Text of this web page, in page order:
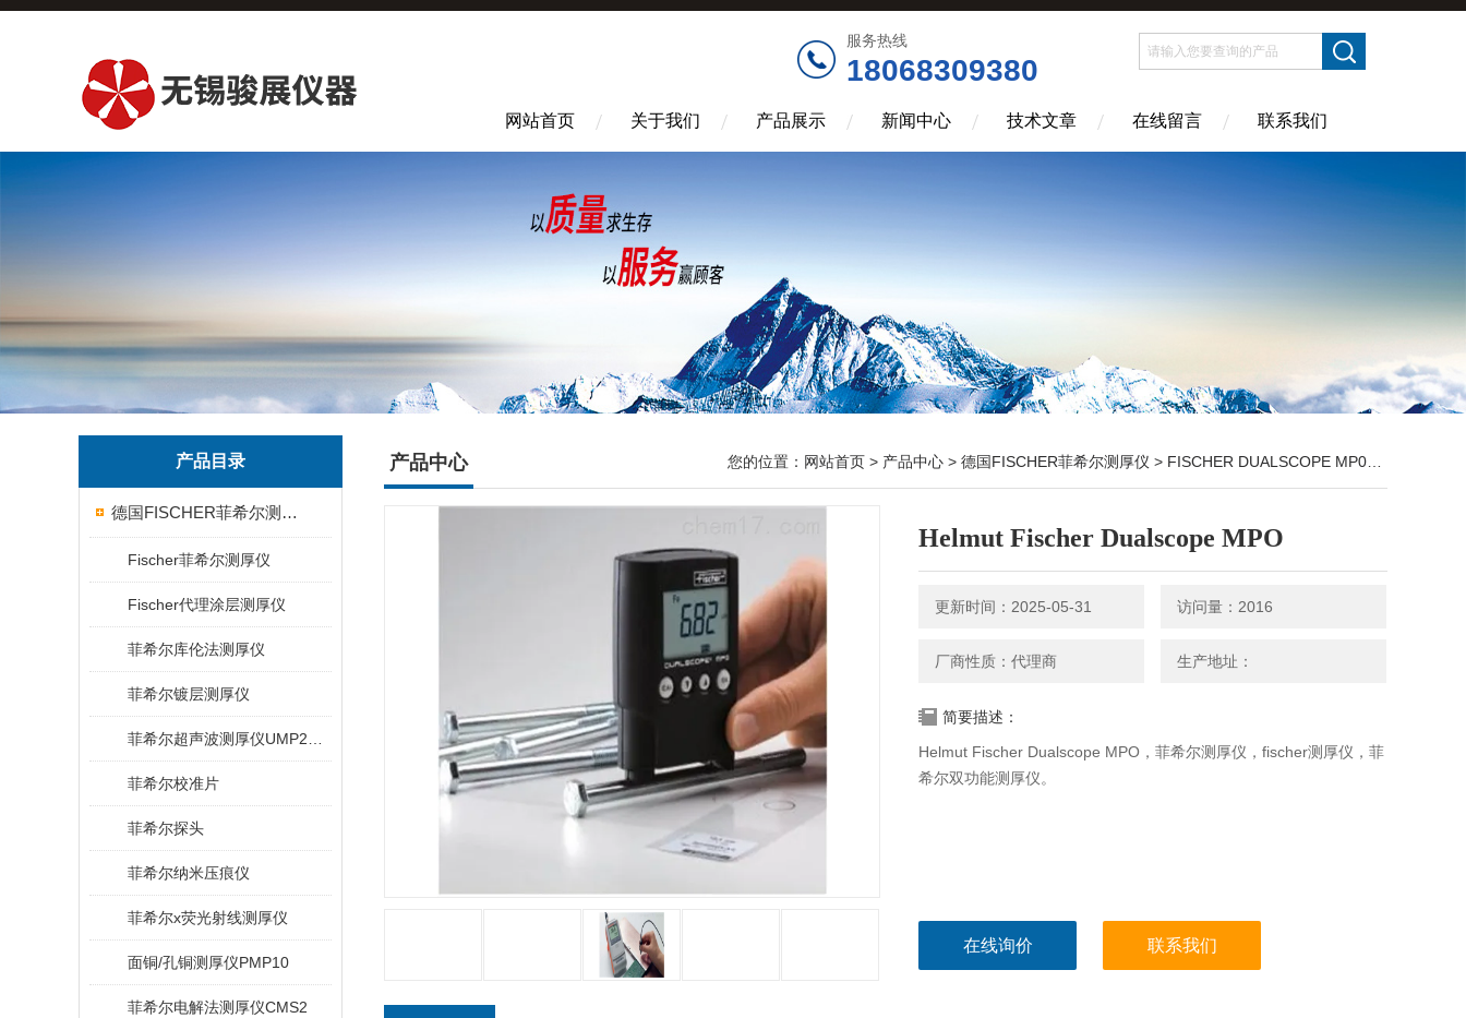
服务热线
18068309380
网站首页 关于我们 产品展示 新闻中心 技术文章 在线留言 联系我们
产品目录
德国FISCHER菲希尔测厚仪
Fischer菲希尔测厚仪
Fischer代理涂层测厚仪
菲希尔库伦法测厚仪
菲希尔镀层测厚仪
菲希尔校准片
菲希尔探头
菲希尔纳米压痕仪
菲希尔x荧光射线测厚仪
面铜/孔铜测厚仪PMP10
菲希尔电解法测厚仪CMS2
产品中心 您的位置： 网站首页 > 产品中心 > 德国FISCHER菲希尔测厚仪 > FISCHER DUALSCOPE MP0
Helmut Fischer Dualscope MPO
更新时间：2025-05-31 访问量：2016
厂商性质：代理商 生产地址：
简要描述：
Helmut Fischer Dualscope MPO，菲希尔测厚仪，fischer测厚仪，菲
希尔双功能测厚仪。
在线询价 联系我们